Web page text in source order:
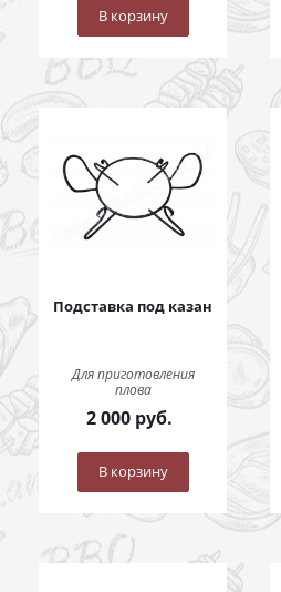
В корзину
Подставка под казан
Для приготовления
плова
2 000руб.
В корзину